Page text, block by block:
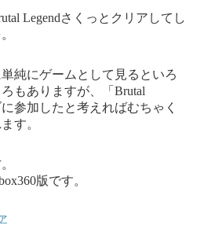
Legendさくっとクリアしてし
純にゲームとして見るといろ
もありますが、「Brutal
参加したと考えればむちゃく
す。
版です。